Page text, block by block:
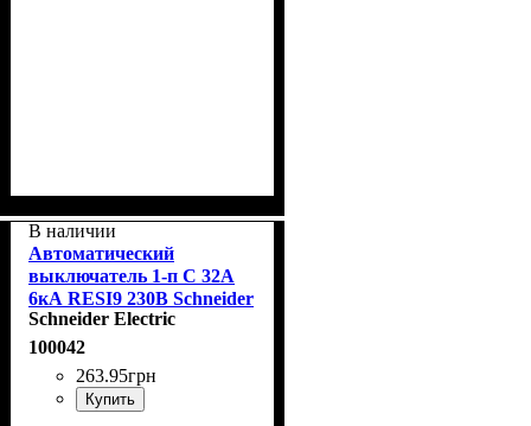
В наличии
Автоматический
выключатель 1-п С 32А
6кА RESI9 230В Schneider
R9F12132
Schneider Electric
100042
263.95грн
Купить